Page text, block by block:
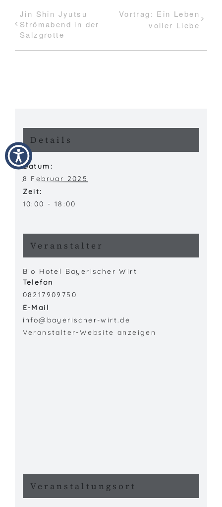
Jin Shin Jyutsu
Strömabend in der
Salzgrotte
Vortrag: Ein Leben
voller Liebe
Details
Datum:
8 Februar 2025
Zeit:
10:00 - 18:00
Veranstalter
Bio Hotel Bayerischer Wirt
Telefon
08217909750
E-Mail
info@bayerischer-wirt.de
Veranstalter-Website anzeigen
Veranstaltungsort